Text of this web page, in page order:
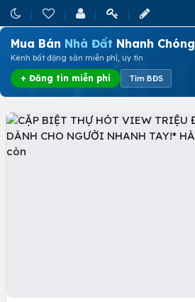
Mua Bán Nhà Đất Nhanh Chóng
Kênh bất động sản miễn phí, uy tín
+ Đăng tin miễn phí Tìm BĐS